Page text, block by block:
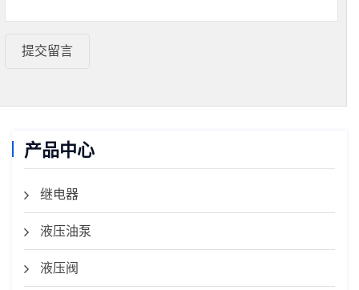
提交留言
产品中心
继电器
液压油泵
液压阀